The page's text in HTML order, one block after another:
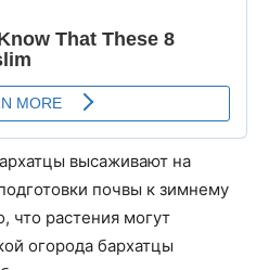
высаживают на
почвы к зимнему
что растения могут
огорода бархатцы